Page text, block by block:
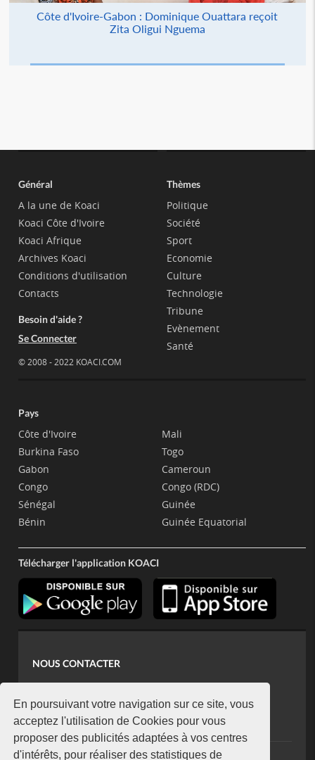
En poursuivant votre navigation sur ce site, vous
acceptez l'utilisation de Cookies pour vous
proposer des publicités adaptées à vos centres
d'intérêts, pour réaliser des statistiques de
Côte d'Ivoire-Gabon : Dominique Ouattara reçoit
Zita Oligui Nguema
Général
A la une de Koaci
Koaci Côte d'Ivoire
Koaci Afrique
Archives Koaci
Conditions d'utilisation
Contacts
Besoin d'aide ?
Se Connecter
© 2008 - 2022 KOACI.COM
Thèmes
Politique
Société
Sport
Economie
Culture
Technologie
Tribune
Evènement
Santé
Pays
Côte d'Ivoire
Burkina Faso
Gabon
Congo
Sénégal
Bénin
Mali
Togo
Cameroun
Congo (RDC)
Guinée
Guinée Equatorial
Télécharger l'application KOACI
NOUS CONTACTER
koaci@yahoo.fr
+225 07 08 85 52 93